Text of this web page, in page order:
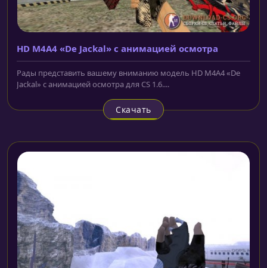
HD M4A4 «De Jackal» с анимацией осмотра
Рады представить вашему вниманию модель HD M4A4 «De
Jackal» с анимацией осмотра для CS 1.6....
Скачать